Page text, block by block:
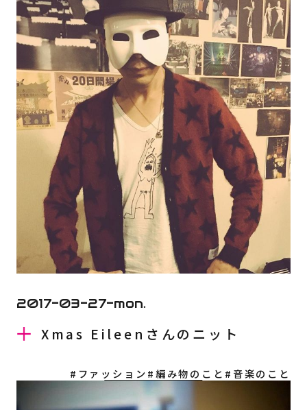
2017-03-27-mon.
Xmas Eileenさんのニット
#ファッション#編み物のこと #音楽のこと